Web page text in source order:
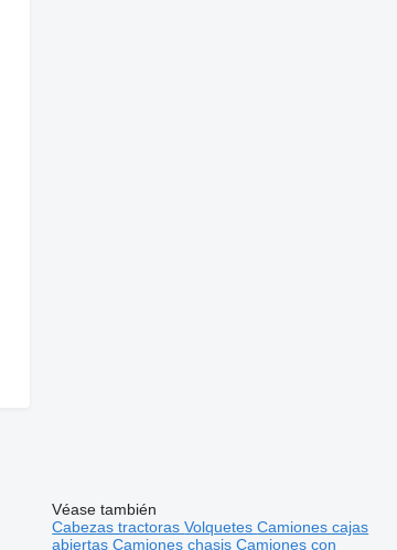
Véase también
Cabezas tractorasVolquetesCamiones cajas
abiertasCamiones chasisCamiones con